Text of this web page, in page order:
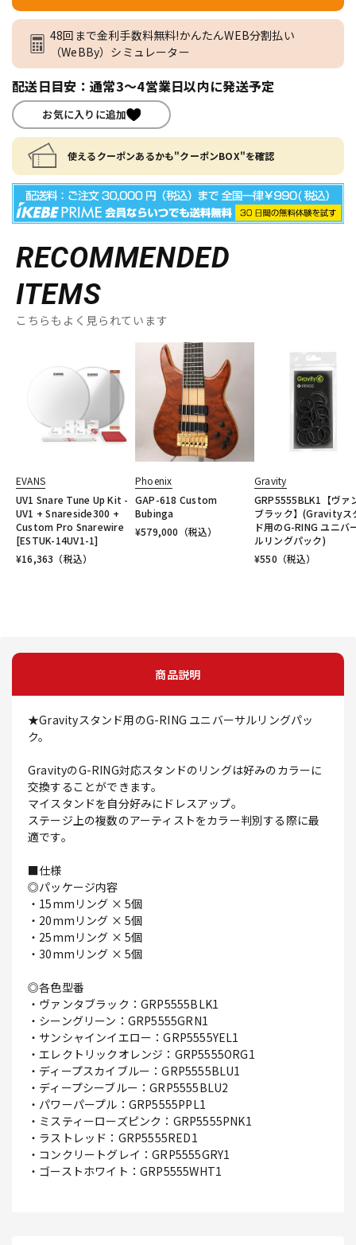
48回まで金利手数料無料!かんたんWEB分割払い
（WeBBy）シミュレーター
配送日目安：通常3～4営業日以内に発送予定
お気に入りに追加
使えるクーポンあるかも"クーポンBOX"を確認
RECOMMENDED
ITEMS
こちらもよく見られています
EVANS
UV1 Snare Tune Up Kit -
UV1 + Snareside300 +
Custom Pro Snarewire
[ESTUK-14UV1-1]
¥16,363 （税込）
Phoenix
GAP-618 Custom
Bubinga
¥579,000 （税込）
Gravity
GRP5555BLK1【ヴァ
ブラック】(Gravityス
ド用のG-RING ユニバ
ルリングパック)
¥550 （税込）
商品説明
★Gravityスタンド用のG-RING ユニバーサルリングパッ
ク。
GravityのG-RING対応スタンドのリングは好みのカラーに
交換することができます。
マイスタンドを自分好みにドレスアップ。
ステージ上の複数のアーティストをカラー判別する際に最
適です。
■仕様
◎パッケージ内容
・15mmリング × 5個
・20mmリング × 5個
・25mmリング × 5個
・30mmリング × 5個
◎各色型番
・ヴァンタブラック：GRP5555BLK1
・シーングリーン：GRP5555GRN1
・サンシャインイエロー：GRP5555YEL1
・エレクトリックオレンジ：GRP5555ORG1
・ディープスカイブルー：GRP5555BLU1
・ディープシーブルー：GRP5555BLU2
・パワーパープル：GRP5555PPL1
・ミスティーローズピンク：GRP5555PNK1
・ラストレッド：GRP5555RED1
・コンクリートグレイ：GRP5555GRY1
・ゴーストホワイト：GRP5555WHT1